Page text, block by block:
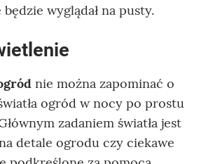
wyglądał na pusty.
nie można zapominać o
ogród w nocy po prostu
zadaniem światła jest
detale ogrodu czy ciekawe